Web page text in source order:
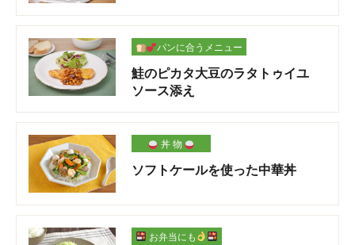
パンに合うメニュー
鮭のピカタ大豆のラタトゥイユ
ソース添え
丼 物
ソフトケールを使った中華丼
お弁当にも